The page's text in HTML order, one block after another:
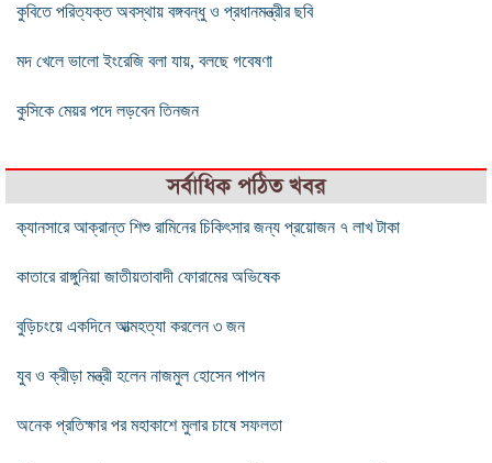
কুবিতে পরিত্যক্ত অবস্থায় বঙ্গবন্ধু ও প্রধানমন্ত্রীর ছবি
মদ খেলে ভালো ইংরেজি বলা যায়, বলছে গবেষণা
কুসিকে মেয়র পদে লড়বেন তিনজন
সর্বাধিক পঠিত খবর
ক্যানসারে আক্রান্ত শিশু রামিনের চিকিৎসার জন্য প্রয়োজন ৭ লাখ টাকা
কাতারে রাঙ্গুনিয়া জাতীয়তাবাদী ফোরামের অভিষেক
বুড়িচংয়ে একদিনে আত্মহত্যা করলেন ৩ জন
যুব ও ক্রীড়া মন্ত্রী হলেন নাজমুল হোসেন পাপন
অনেক প্রতিক্ষার পর মহাকাশে মুলার চাষে সফলতা